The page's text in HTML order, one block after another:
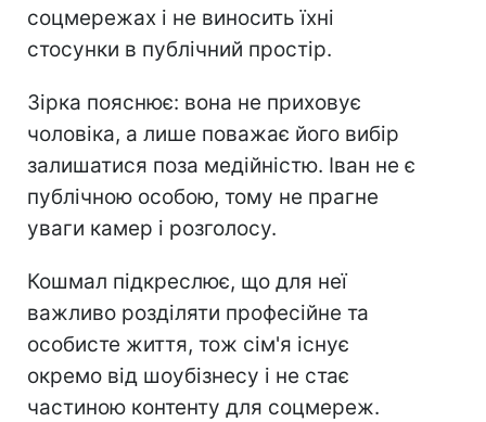
соцмережах і не виносить їхні
стосунки в публічний простір.
Зірка пояснює: вона не приховує
чоловіка, а лише поважає його вибір
залишатися поза медійністю. Іван не є
публічною особою, тому не прагне
уваги камер і розголосу.
Кошмал підкреслює, що для неї
важливо розділяти професійне та
особисте життя, тож сім'я існує
окремо від шоубізнесу і не стає
частиною контенту для соцмереж.